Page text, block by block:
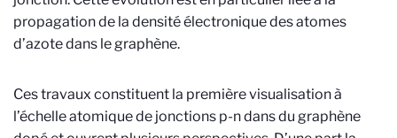
propagation de la densité électronique des atomes
d’azote dans le graphène.
Ces travaux constituent la première visualisation à
l’échelle atomique de jonctions p-n dans du graphène